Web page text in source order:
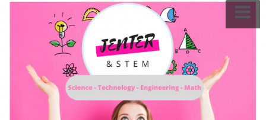
Skip
content